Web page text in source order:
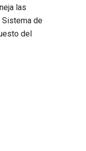
las
de
del